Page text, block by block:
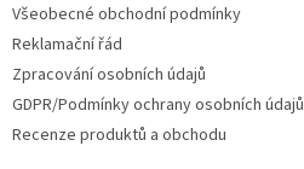
Všeobecné obchodní podmínky
Reklamační řád
Zpracování osobních údajů
GDPR/Podmínky ochrany osobních údajů
Recenze produktů a obchodu